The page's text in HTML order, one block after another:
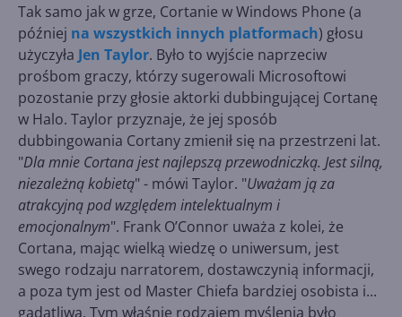
Tak samo jak w grze, Cortanie w Windows Phone (a
później na wszystkich innych platformach) głosu
użyczyła Jen Taylor. Było to wyjście naprzeciw
prośbom graczy, którzy sugerowali Microsoftowi
pozostanie przy głosie aktorki dubbingującej Cortanę
w Halo. Taylor przyznaje, że jej sposób
dubbingowania Cortany zmienił się na przestrzeni lat.
"Dla mnie Cortana jest najlepszą przewodniczką. Jest silną,
niezależną kobietą" - mówi Taylor. "Uważam ją za
atrakcyjną pod względem intelektualnym i
emocjonalnym". Frank O’Connor uważa z kolei, że
Cortana, mając wielką wiedzę o uniwersum, jest
swego rodzaju narratorem, dostawczynią informacji,
a poza tym jest od Master Chiefa bardziej osobista i...
gadatliwa. Tym właśnie rodzajem myślenia było